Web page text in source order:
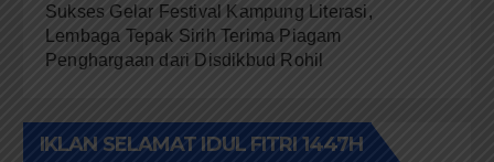
Sukses Gelar Festival Kampung Literasi,
Lembaga Tepak Sirih Terima Piagam
Penghargaan dari Disdikbud Rohil
IKLAN SELAMAT IDUL FITRI 1447H